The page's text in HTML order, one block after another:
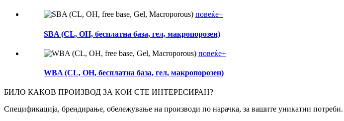
повеќе+
SBA (CL, OH, бесплатна база, гел, макропорозен)
повеќе+
WBA (CL, OH, бесплатна база, гел, макропорозен)
БИЛО КАКОВ ПРОИЗВОД ЗА КОИ СТЕ ИНТЕРЕСИРАН?
Спецификација, брендирање, обележување на производи по нарачка, за вашите уникатни потреби.